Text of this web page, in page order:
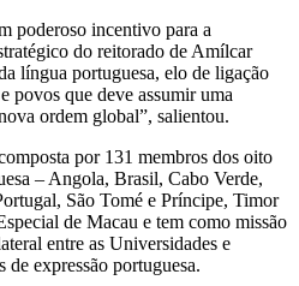
poderoso incentivo para a
do reitorado de Amílcar
língua portuguesa, elo de ligação
povos que deve assumir uma
ordem global”, salientou.
por 131 membros dos oito
– Angola, Brasil, Cabo Verde,
São Tomé e Príncipe, Timor
de Macau e tem como missão
entre as Universidades e
de expressão portuguesa.